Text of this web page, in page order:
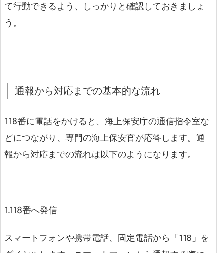
て行動できるよう、しっかりと確認しておきましょ
う。
通報から対応までの基本的な流れ
118番に電話をかけると、海上保安庁の通信指令室な
どにつながり、専門の海上保安官が応答します。通
報から対応までの流れは以下のようになります。
1.118番へ発信
スマートフォンや携帯電話、固定電話から「118」を